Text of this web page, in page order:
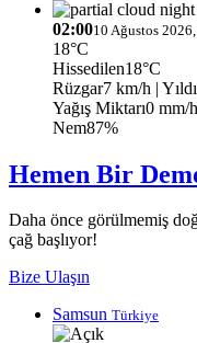
02:0010 Ağustos
18°C
Hissedilen18°C
Rüzgar7 km/h |
Yağış Miktarı0 mm/h
Nem87%
Hemen Bir
Daha önce görülmemiş
çağ başlıyor!
Bize Ulaşın
Samsun Türkiye